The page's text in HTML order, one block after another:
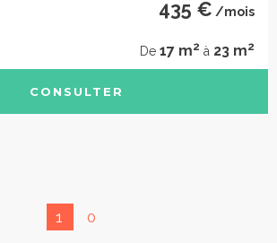
435 € /mois
De 17 m2 à 23 m2
CONSULTER
1 0